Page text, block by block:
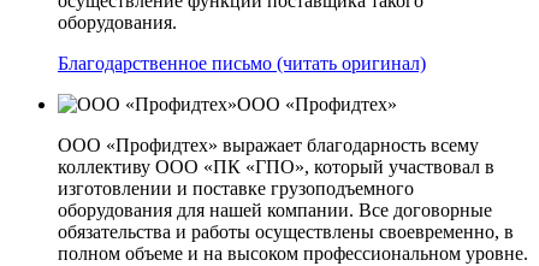
оборудования.
Благодарственное письмо (читать оригинал)
ООО «Профидтех»
ООО «Профидтех» выражает благодарность всему
коллективу ООО «ПК «ГПО», который участвовал в
изготовлении и поставке грузоподъемного
оборудования для нашей компании. Все договорные
обязательства и работы осуществлены своевременно, в
полном объеме и на высоком профессиональном уровне.